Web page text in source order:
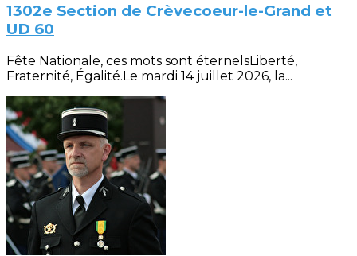
1302e Section de Crèvecoeur-le-Grand et
UD 60
Fête Nationale, ces mots sont éternelsLiberté,
Fraternité, Égalité.Le mardi 14 juillet 2026, la...